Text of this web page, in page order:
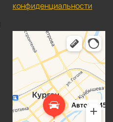
конфиденциальности